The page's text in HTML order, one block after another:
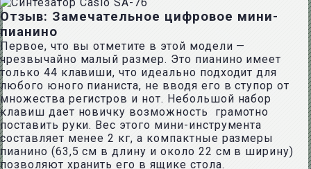
Отзыв: Замечательное цифровое мини-
пианино
Первое, что вы отметите в этой модели —
чрезвычайно малый размер. Это пианино имеет
только 44 клавиши, что идеально подходит для
любого юного пианиста, не вводя его в ступор от
множества регистров и нот. Небольшой набор
клавиш дает новичку возможность грамотно
поставить руки. Вес этого мини-инструмента
составляет менее 2 кг, а компактные размеры
пианино (63,5 см в длину и около 22 см в ширину)
позволяют хранить его в ящике стола.